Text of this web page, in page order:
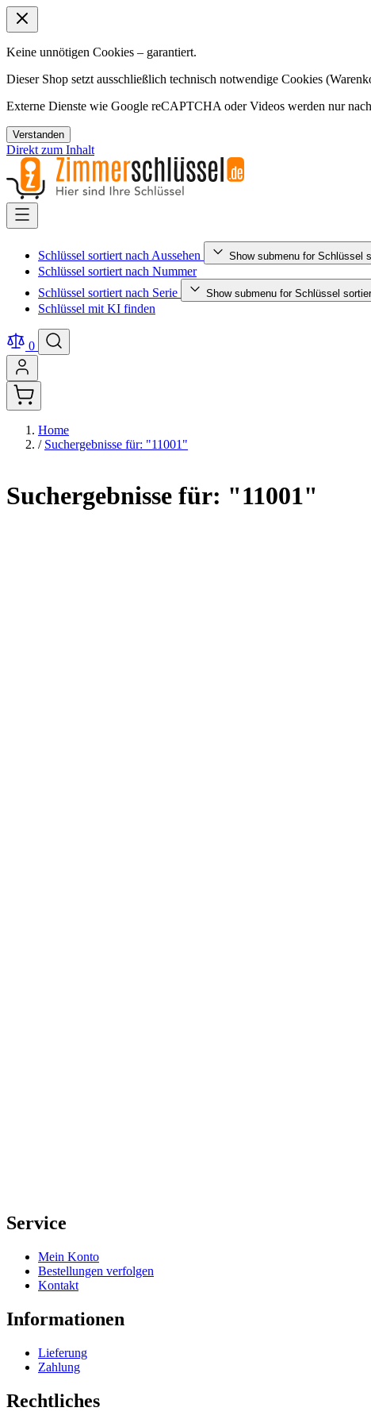
Keine unnötigen Cookies – garantiert.
Dieser Shop setzt ausschließlich technisch notwendige Cookies
Externe Dienste wie Google reCAPTCHA oder Videos werden nur
Verstanden
Direkt zum Inhalt
Schlüssel sortiert nach Aussehen Show submenu for Schlüssel
Schlüssel sortiert nach Nummer
Schlüssel sortiert nach Serie
Show submenu for Schlüssel
Schlüssel mit KI finden
0
Home
/ Suchergebnisse für: "11001"
Suchergebnisse für: "11001"
Service
Mein Konto
Bestellungen verfolgen
Kontakt
Informationen
Lieferung
Zahlung
Rechtliches